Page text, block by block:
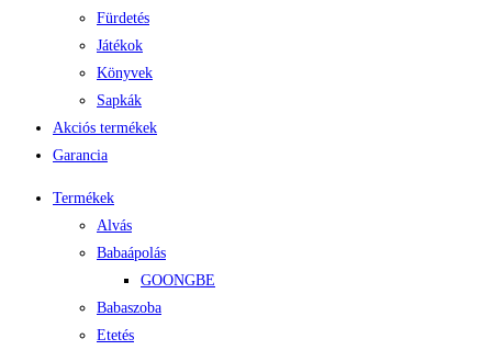
Fürdetés
Játékok
Könyvek
Sapkák
Akciós termékek
Garancia
Termékek
Alvás
Babaápolás
GOONGBE
Babaszoba
Etetés